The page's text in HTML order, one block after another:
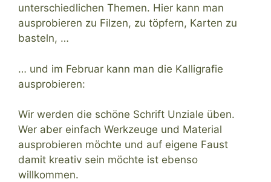
unterschiedlichen Themen. Hier kann man
ausprobieren zu Filzen, zu töpfern, Karten zu
basteln, …
… und im Februar kann man die Kalligrafie
ausprobieren:
Wir werden die schöne Schrift Unziale üben.
Wer aber einfach Werkzeuge und Material
ausprobieren möchte und auf eigene Faust
damit kreativ sein möchte ist ebenso
willkommen.